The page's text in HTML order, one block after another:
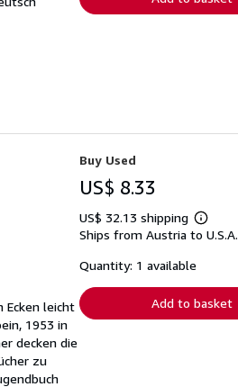
Ecken leicht
1953 in
decken die
zu
Buy Used
US$ 8.33
US$ 32.13 shipping
Learn
more
Ships from Austria to U.S.A.
Quantity: 1 available
Add to basket